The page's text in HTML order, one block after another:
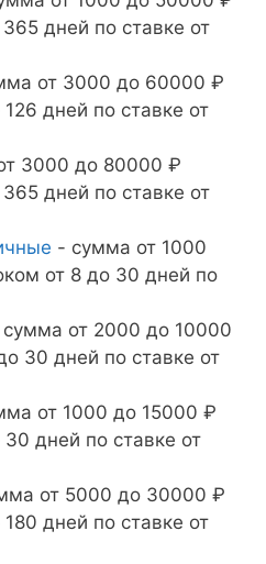
дней по ставке от
от 3000 до 60000 ₽
дней по ставке от
3000 до 80000 ₽
дней по ставке от
- сумма от 1000
от 8 до 30 дней по
от 2000 до 10000
30 дней по ставке от
от 1000 до 15000 ₽
дней по ставке от
от 5000 до 30000 ₽
дней по ставке от